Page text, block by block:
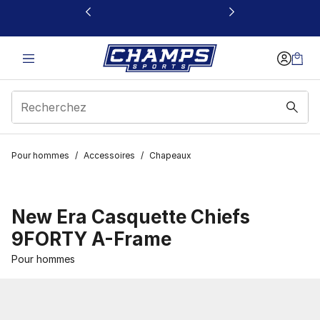
Ce lien s’ouvrira dans une nouvelle fenêtre
Pour hommes / Accessoires / Chapeaux
New Era Casquette Chiefs
9FORTY A-Frame
Pour hommes